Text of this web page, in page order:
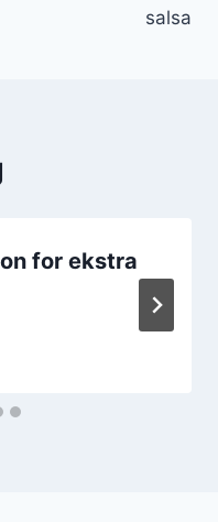
salsa
for ekstra